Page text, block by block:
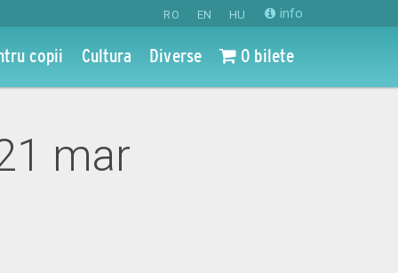
RO EN HU info
copii Cultura Diverse 0 bilete
mar